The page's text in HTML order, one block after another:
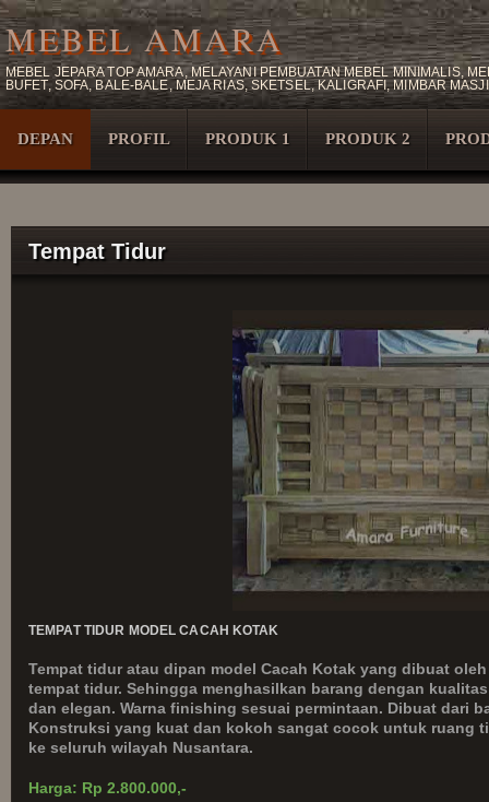
MEBEL AMARA
MEBEL JEPARA TOP AMARA, MELAYANI PEMBUATAN MEBEL MINIMALIS,
BUFET, SOFA, BALE-BALE, MEJA RIAS, SKETSEL, KALIGRAFI, MIMBAR
DEPAN PROFIL PRODUK 1 PRODUK 2
Tempat Tidur
TEMPAT TIDUR MODEL CACAH KOTAK
Tempat tidur atau dipan model Cacah Kotak yang dibuat
tempat tidur. Sehingga menghasilkan barang dengan
dan elegan. Warna finishing sesuai permintaan. Dibuat dari
Konstruksi yang kuat dan kokoh sangat cocok untuk ruang
ke seluruh wilayah Nusantara.
Harga: Rp 2.800.000,-